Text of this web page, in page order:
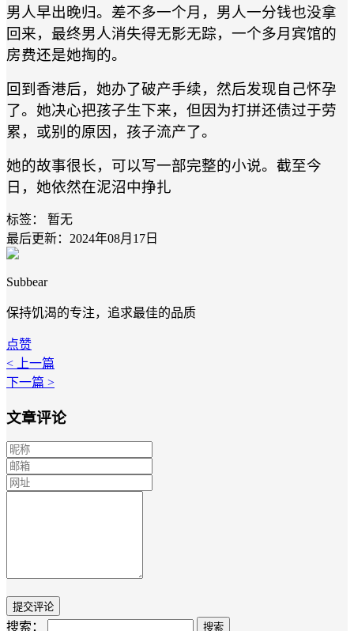
男人早出晚归。差不多一个月，男人一分钱也没拿
回来，最终男人消失得无影无踪，一个多月宾馆的
房费还是她掏的。
回到香港后，她办了破产手续，然后发现自己怀孕
了。她决心把孩子生下来，但因为打拼还债过于劳
累，或别的原因，孩子流产了。
她的故事很长，可以写一部完整的小说。截至今
日，她依然在泥沼中挣扎
标签：
暂无
最后更新：2024年08月17日
Subbear
保持饥渴的专注，追求最佳的品质
点赞
< 上一篇
下一篇 >
文章评论
搜索：